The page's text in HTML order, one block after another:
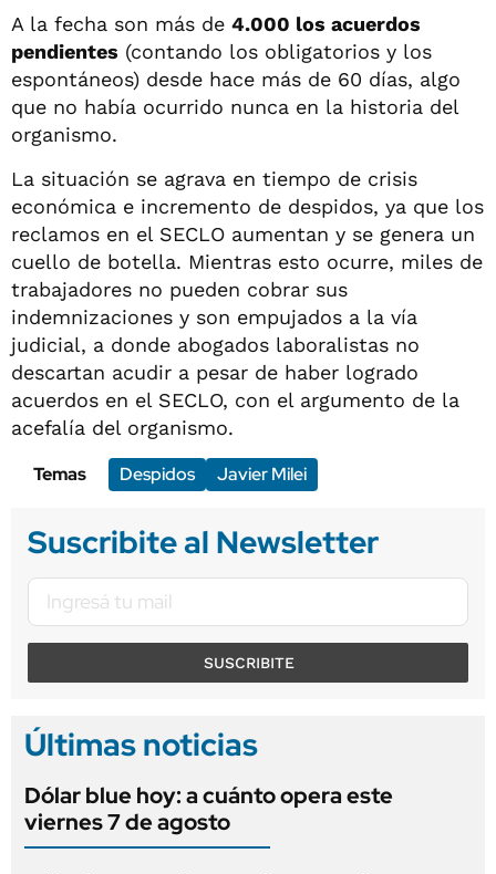
A la fecha son más de 4.000 los acuerdos
pendientes (contando los obligatorios y los
espontáneos) desde hace más de 60 días, algo
que no había ocurrido nunca en la historia del
organismo.
La situación se agrava en tiempo de crisis
económica e incremento de despidos, ya que los
reclamos en el SECLO aumentan y se genera un
cuello de botella. Mientras esto ocurre, miles de
trabajadores no pueden cobrar sus
indemnizaciones y son empujados a la vía
judicial, a donde abogados laboralistas no
descartan acudir a pesar de haber logrado
acuerdos en el SECLO, con el argumento de la
acefalía del organismo.
Temas
Despidos Javier Milei
Suscribite al Newsletter
SUSCRIBITE
Últimas noticias
Dólar blue hoy: a cuánto opera este
viernes 7 de agosto